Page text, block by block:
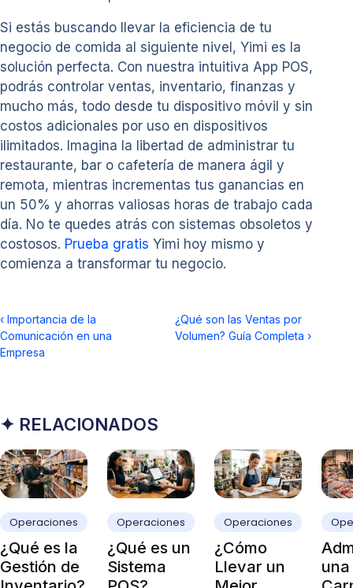
Si estás buscando llevar la eficiencia de tu
negocio de comida al siguiente nivel, Yimi es la
solución perfecta. Con nuestra intuitiva App POS,
podrás controlar ventas, inventario, finanzas y
mucho más, todo desde tu dispositivo móvil y sin
costos adicionales por uso en dispositivos
ilimitados. Imagina la libertad de administrar tu
restaurante, bar o cafetería de manera ágil y
remota, mientras incrementas tus ganancias en
un 50% y ahorras valiosas horas de trabajo cada
día. No te quedes atrás con sistemas obsoletos y
costosos. Prueba gratis Yimi hoy mismo y
comienza a transformar tu negocio.
‹ Importancia de la
Comunicación en una
Empresa
¿Qué son las Ventas por
Volumen? Guía Completa ›
✦ RELACIONADOS
Operaciones
¿Qué es la
Gestión de
Operaciones
¿Qué es un
Sistema
Operaciones
¿Cómo
Llevar un
una